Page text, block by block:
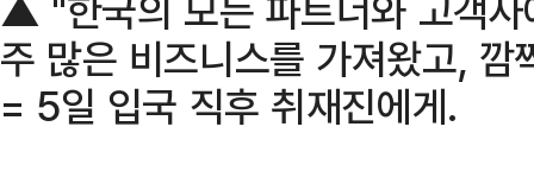
주 많은 비즈니스를 가져왔고,
= 5일 입국 직후 취재진에게.